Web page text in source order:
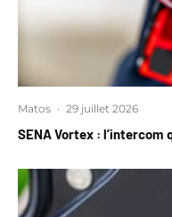
Matos · 29 juillet 2026
SENA Vortex :